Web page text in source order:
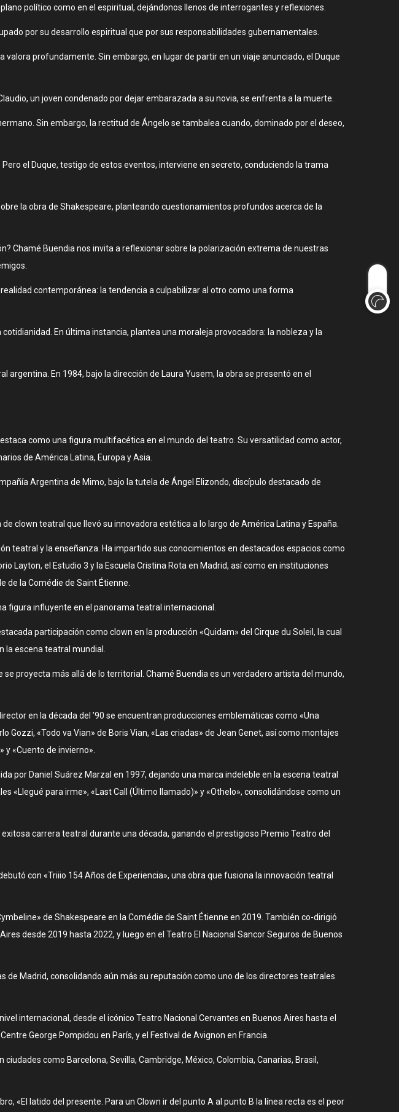
político como en el espiritual, dejándonos llenos de interrogantes y reflexiones.
por su desarrollo espiritual que por sus responsabilidades gubernamentales.
profundamente. Sin embargo, en lugar de partir en un viaje anunciado, el Duque
un joven condenado por dejar embarazada a su novia, se enfrenta a la muerte.
Sin embargo, la rectitud de Ángelo se tambalea cuando, dominado por el deseo,
el Duque, testigo de estos eventos, interviene en secreto, conduciendo la trama
la obra de Shakespeare, planteando cuestionamientos profundos acerca de la
Chamé Buendia nos invita a reflexionar sobre la polarización extrema de nuestras
contemporánea: la tendencia a culpabilizar al otro como una forma
En última instancia, plantea una moraleja provocadora: la nobleza y la
En 1984, bajo la dirección de Laura Yusem, la obra se presentó en el
como una figura multifacética en el mundo del teatro. Su versatilidad como actor,
de América Latina, Europa y Asia.
Argentina de Mimo, bajo la tutela de Ángel Elizondo, discípulo destacado de
clown teatral que llevó su innovadora estética a lo largo de América Latina y España.
teatral y la enseñanza. Ha impartido sus conocimientos en destacados espacios como
Layton, el Estudio 3 y la Escuela Cristina Rota en Madrid, así como en instituciones
de la Comédie de Saint Étienne.
figura influyente en el panorama teatral internacional.
participación como clown en la producción «Quidam» del Cirque du Soleil, la cual
la escena teatral mundial.
proyecta más allá de lo territorial. Chamé Buendia es un verdadero artista del mundo,
en la década del ’90 se encuentran producciones emblemáticas como «Una
«Todo va Vian» de Boris Vian, «Las criadas» de Jean Genet, así como montajes
«Cuento de invierno».
por Daniel Suárez Marzal en 1997, dejando una marca indeleble en la escena teatral
«Llegué para irme», «Last Call (Último llamado)» y «Othelo», consolidándose como un
carrera teatral durante una década, ganando el prestigioso Premio Teatro del
con «Triiio 154 Años de Experiencia», una obra que fusiona la innovación teatral
de Shakespeare en la Comédie de Saint Étienne en 2019. También co-dirigió
desde 2019 hasta 2022, y luego en el Teatro El Nacional Sancor Seguros de Buenos
de Madrid, consolidando aún más su reputación como uno de los directores teatrales
internacional, desde el icónico Teatro Nacional Cervantes en Buenos Aires hasta el
George Pompidou en París, y el Festival de Avignon en Francia.
como Barcelona, Sevilla, Cambridge, México, Colombia, Canarias, Brasil,
«El latido del presente. Para un Clown ir del punto A al punto B la línea recta es el peor